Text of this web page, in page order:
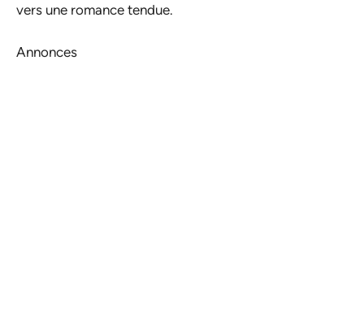
vers une romance tendue.
Annonces